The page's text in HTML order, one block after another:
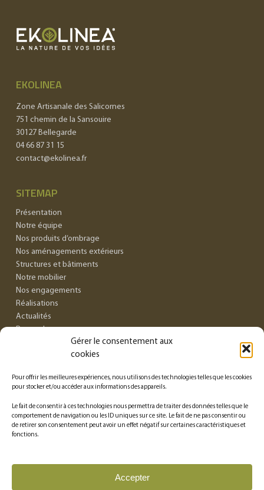
Gérer le consentement aux
cookies
Pour offrir les meilleures expériences, nous utilisons des technologies telles que les cookies
pour stocker et/ou accéder aux informations des appareils.
Le fait de consentir à ces technologies nous permettra de traiter des données telles que le
comportement de navigation ou les ID uniques sur ce site. Le fait de ne pas consentir ou
de retirer son consentement peut avoir un effet négatif sur certaines caractéristiques et
fonctions.
Accepter
EKOLINEA
Zone Artisanale des Salicornes
751 chemin de la Sansouire
30127 Bellegarde
04 66 87 31 15
contact@ekolinea.fr
SITEMAP
Présentation
Notre équipe
Nos produits d’ombrage
Nos aménagements extérieurs
Structures et bâtiments
Notre mobilier
Nos engagements
Réalisations
Actualités
Revue de presse
INFORMATIONS
Conditions générales de vente
Mentions légales
Politique des cookies